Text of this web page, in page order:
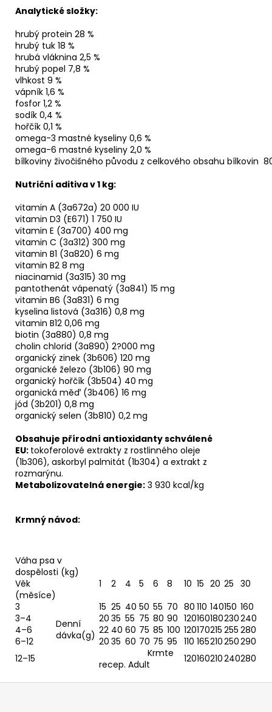
Analytické složky:
hrubý protein 28 %
hrubý tuk 18 %
hrubá vláknina 2,5 %
hrubý popel 7,8 %
vlhkost 9 %
vápník 1,6 %
fosfor 1,2 %
sodík 0,4 %
hořčík 0,1 %
omega-3 mastné kyseliny 0,6 %
omega-6 mastné kyseliny 2,0 %
bílkoviny živočišného původu z celkového obsahu bílkovin
Nutriční aditiva v 1 kg:
vitamin A (3a672a) 20 000 IU
vitamin D3 (E671) 1 750 IU
vitamin E (3a700) 400 mg
vitamin C (3a312) 300 mg
vitamin B1 (3a820) 6 mg
vitamin B2 8 mg
niacinamid (3a315) 30 mg
pantothenát vápenatý (3a841) 15 mg
vitamin B6 (3a831) 6 mg
kyselina listová (3a316) 0,8 mg
vitamin B12 0,06 mg
biotin (3a880) 0,8 mg
cholin chlorid (3a890) 2?000 mg
organický zinek (3b606) 120 mg
organické železo (3b106) 90 mg
organický hořčík (3b504) 40 mg
organická měď (3b406) 16 mg
jód (3b201) 0,8 mg
organický selen (3b810) 0,2 mg
Obsahuje přírodní antioxidanty schválené
EU: tokoferolové extrakty z rostlinného oleje
(1b306), askorbyl palmitát (1b304) a extrakt z
rozmarýnu.
Metabolizovatelná energie: 3 930 kcal/kg
Krmný návod:
Váha psa v
dospělosti (kg)
1
2 4 5 6 8 10 15 20 25 30
Věk
(měsíce)
Denní
dávka(g)
3 15 25 40 50 55 70 80 110 140150 160
3–4
20 35 55 75 80 90 120160180230240
4–6
22 40 60 75 85 100 120170215 255 280
6–12
20 35 60 70 75 95 110 165210250290
12–15
Krmte
recep. Adult
120160210240280
Z